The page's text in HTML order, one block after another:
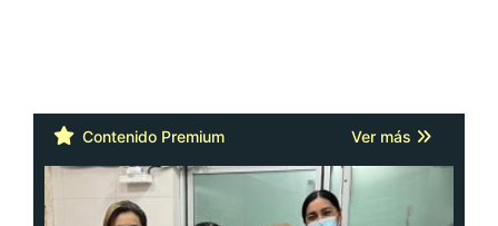
Contenido Premium Ver más